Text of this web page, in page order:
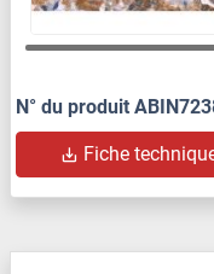
N° du produit
Fiche